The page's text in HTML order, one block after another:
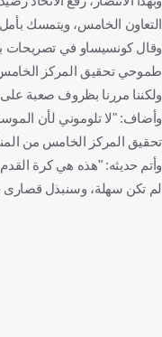
التعاون الخامس، ويتمسك
وقال كونسيساو في تصريحات
طموحي تحقيق المركز الخامس،
ولكننا مررنا بظروف صعبة
وأضاف: "لا تلوموني لأن
تحقيق المركز الخامس من
وأتم حديثه: "هذه هي كرة
لم تكن سهلة، وسنبذل قصارى